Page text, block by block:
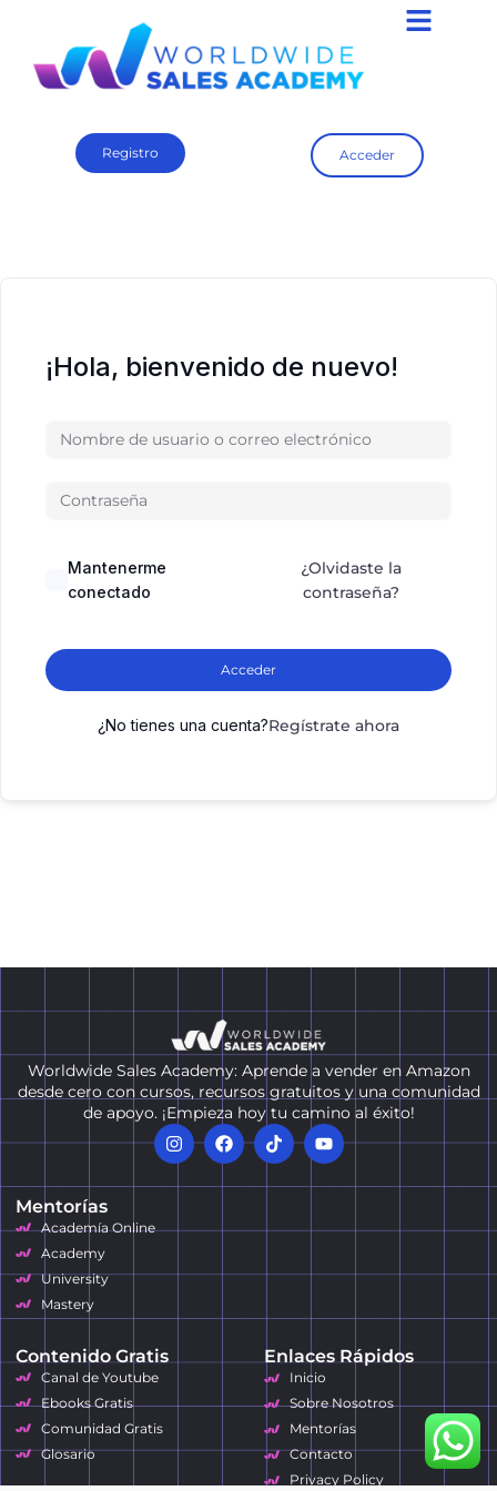
Registro Acceder
¡Hola, bienvenido de nuevo!
Mantenerme
conectado
¿Olvidaste la
contraseña?
Acceder
¿No tienes una cuenta?Regístrate ahora
Worldwide Sales Academy: Aprende a vender en Amazon
desde cero con cursos, recursos gratuitos y una comunidad
de apoyo. ¡Empieza hoy tu camino al éxito!
Mentorías
Academía Online
Academy
University
Mastery
Contenido Gratis
Canal de Youtube
Ebooks Gratis
Comunidad Gratis
Glosario
Enlaces Rápidos
Inicio
Sobre Nosotros
Mentorías
Contacto
Privacy Policy